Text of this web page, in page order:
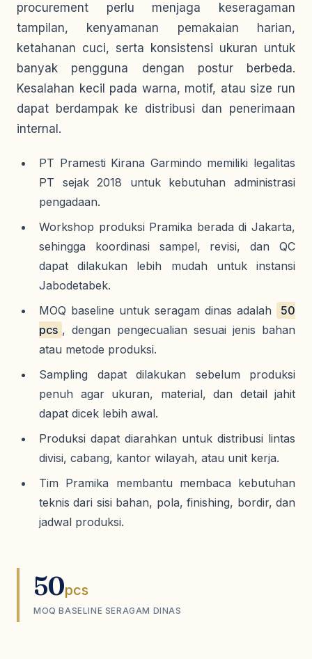
procurement perlu menjaga keseragaman
tampilan, kenyamanan pemakaian harian,
ketahanan cuci, serta konsistensi ukuran untuk
banyak pengguna dengan postur berbeda.
Kesalahan kecil pada warna, motif, atau size run
dapat berdampak ke distribusi dan penerimaan
internal.
PT Pramesti Kirana Garmindo memiliki legalitas
PT sejak 2018 untuk kebutuhan administrasi
pengadaan.
Workshop produksi Pramika berada di Jakarta,
sehingga koordinasi sampel, revisi, dan QC
dapat dilakukan lebih mudah untuk instansi
Jabodetabek.
MOQ baseline untuk seragam dinas adalah
50
pcs , dengan pengecualian sesuai jenis bahan
atau metode produksi.
Sampling dapat dilakukan sebelum produksi
penuh agar ukuran, material, dan detail jahit
dapat dicek lebih awal.
Produksi dapat diarahkan untuk distribusi lintas
divisi, cabang, kantor wilayah, atau unit kerja.
Tim Pramika membantu membaca kebutuhan
teknis dari sisi bahan, pola, finishing, bordir, dan
jadwal produksi.
50pcs
MOQ BASELINE SERAGAM DINAS